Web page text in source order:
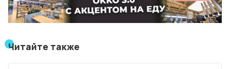
Читайте также